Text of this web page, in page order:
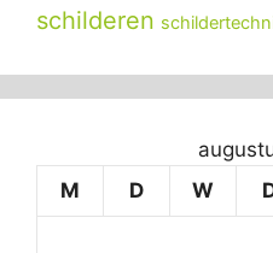
schilderen
M
D W